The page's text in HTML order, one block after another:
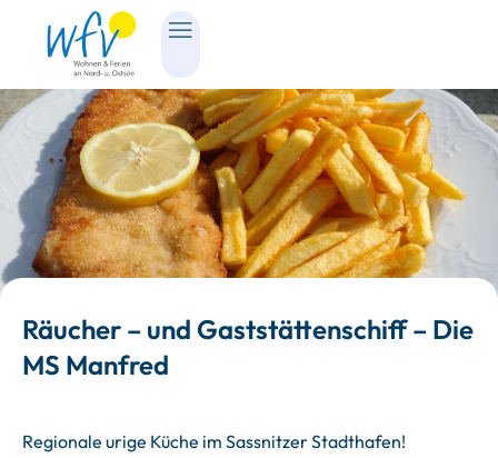
Räucher – und Gaststättenschiff – Die
MS Manfred
Regionale urige Küche im Sassnitzer Stadthafen!